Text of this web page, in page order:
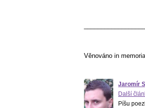
Věnováno in
Jaromír
Další
Píšu